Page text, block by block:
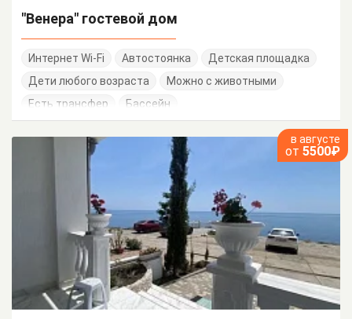
"Венера" гостевой дом
Интернет Wi-Fi Автостоянка
Детская площадка
Дети любого возраста
Можно с животными
Есть трансфер
Бассейн
в августе
от 5500₽